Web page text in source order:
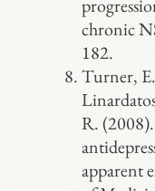
chronic
182.
Turner,
R.
apparent